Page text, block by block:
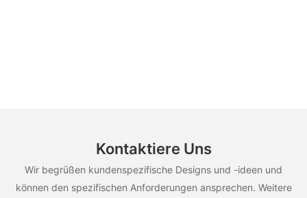
Kontaktiere Uns
Wir begrüßen kundenspezifische Designs und -ideen und
können den spezifischen Anforderungen ansprechen. Weitere